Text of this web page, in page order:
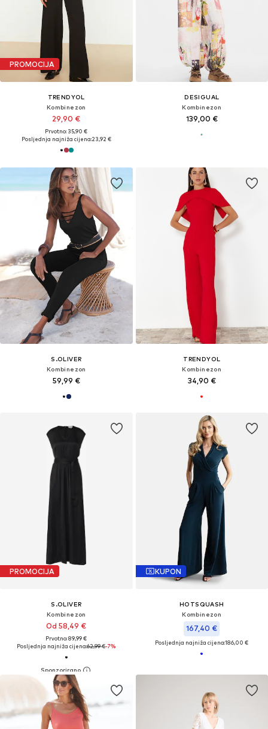
PROMOCIJA
TRENDYOL
Kombinezon
29,90 €
Prvotno: 35,90 €
Posljednja najniža cijena:23,92 €
DESIGUAL
Kombinezon
139,00 €
S.OLIVER
Kombinezon
59,99 €
TRENDYOL
Kombinezon
34,90 €
PROMOCIJA
S.OLIVER
Kombinezon
Od 58,49 €
Prvotno: 89,99 €
Posljednja najniža cijena:62,99 €-7%
KUPON
HOTSQUASH
Kombinezon
167,40 €
Posljednja najniža cijena:186,00 €